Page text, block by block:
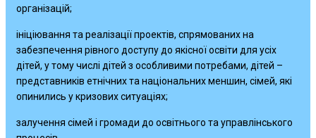
організацій;
ініціювання та реалізації проектів, спрямованих на
забезпечення рівного доступу до якісної освіти для усіх
дітей, у тому числі дітей з особливими потребами, дітей –
представників етнічних та національних меншин, сімей, які
опинились у кризових ситуаціях;
залучення сімей і громади до освітнього та управлінського